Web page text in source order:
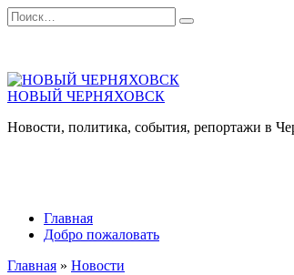
Перейти
к
Search
for:
НОВЫЙ ЧЕРНЯХОВСК
Новости, политика, события, репортажи в
Главная
Добро пожаловать
Главная » Новости